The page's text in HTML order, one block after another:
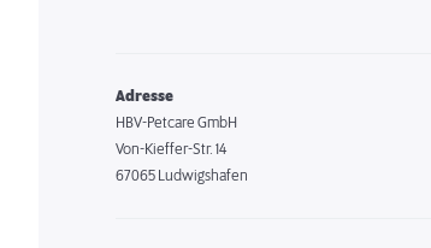
Adresse
HBV-Petcare GmbH
Von-Kieffer-Str. 14
67065 Ludwigshafen